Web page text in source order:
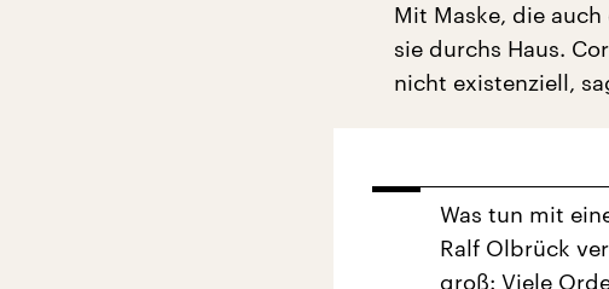
Mit Maske, die
sie durchs Haus.
nicht existenziell,
Was tun mit
Ralf Olbrück
groß: Viele